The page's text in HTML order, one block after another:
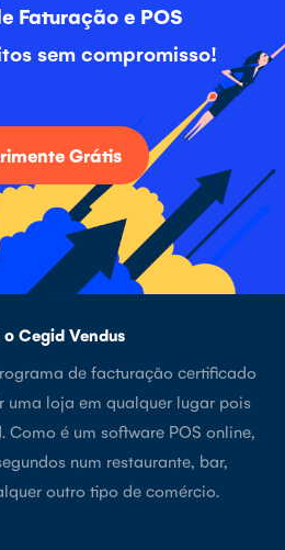
Faturação e POS
sem compromisso!
Grátis
o Cegid Vendus
de facturação certificado
uma loja em qualquer lugar pois
Como é um software POS online,
num restaurante, bar,
outro tipo de comércio.